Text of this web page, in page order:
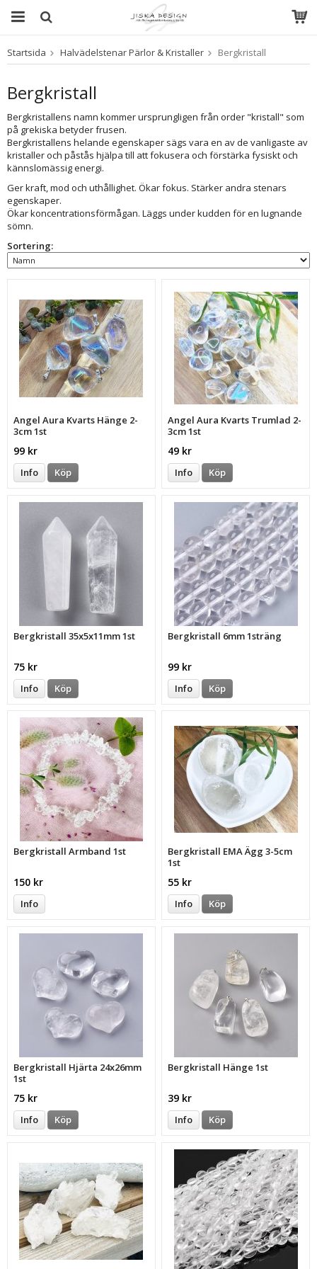
Produkten har blivit tillagd i varukorgen
Startsida Halvädelstenar Pärlor & Kristaller Bergkristall
Bergkristall
Bergkristallens namn kommer ursprungligen från order "kristall" som
på grekiska betyder frusen.
Bergkristallens helande egenskaper sägs vara en av de vanligaste av
kristaller och påstås hjälpa till att fokusera och förstärka fysiskt och
kännslomässig energi.
Ger kraft, mod och uthållighet. Ökar fokus. Stärker andra stenars
egenskaper.
Ökar koncentrationsförmågan. Läggs under kudden för en lugnande
sömn.
Sortering:
Angel Aura Kvarts Hänge 2-
3cm 1st
99 kr
Info Köp
Angel Aura Kvarts Trumlad 2-
3cm 1st
49 kr
Info Köp
Bergkristall 35x5x11mm 1st
75 kr
Info Köp
Bergkristall 6mm 1sträng
99 kr
Info Köp
Bergkristall Armband 1st
150 kr
Info
Bergkristall EMA Ägg 3-5cm
1st
55 kr
Info Köp
Bergkristall Hjärta 24x26mm
1st
75 kr
Info Köp
Bergkristall Hänge 1st
39 kr
Info Köp